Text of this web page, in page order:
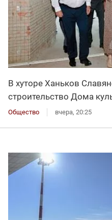
В хуторе Ханьков
строительство Дома
Общество вчера, 20:25